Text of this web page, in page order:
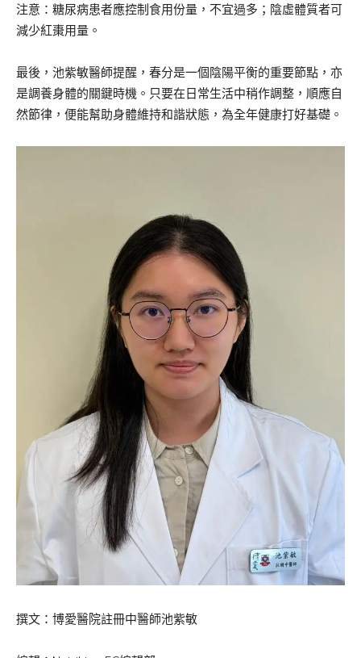
注意：糖尿病患者應控制食用份量，不宜過多；陰虛體質者可
減少紅棗用量。
最後，池紫敏醫師提醒，春分是一個陰陽平衡的重要節點，亦
是調養身體的關鍵時機。只要在日常生活中稍作調整，順應自
然節律，便能幫助身體維持和諧狀態，為全年健康打好基礎。
撰文：博愛醫院註冊中醫師池紫敏